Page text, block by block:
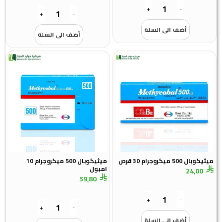
أضف الى السلة
أضف الى السلة
30 قرص ميثيكوبال 500 ميكروجرام 10
امبول
59,80